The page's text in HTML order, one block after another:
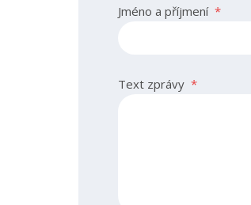
Jméno a příjmení *
Text zprávy *